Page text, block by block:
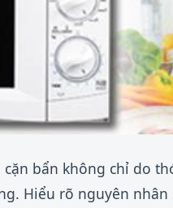
bẩn không chỉ do
Hiểu rõ nguyên